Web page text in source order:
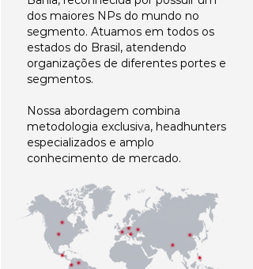
dos maiores NPs do mundo no
segmento. Atuamos em todos os
estados do Brasil, atendendo
organizações de diferentes portes e
segmentos.
Nossa abordagem combina
metodologia exclusiva, headhunters
especializados e amplo
conhecimento de mercado.